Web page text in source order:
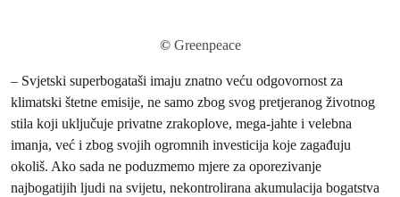
©Greenpeace
– Svjetski superbogataši imaju znatno veću odgovornost za
klimatski štetne emisije, ne samo zbog svog pretjeranog životnog
stila koji uključuje privatne zrakoplove, mega-jahte i velebna
imanja, već i zbog svojih ogromnih investicija koje zagađuju
okoliš. Ako sada ne poduzmemo mjere za oporezivanje
najbogatijih ljudi na svijetu, nekontrolirana akumulacija bogatstva